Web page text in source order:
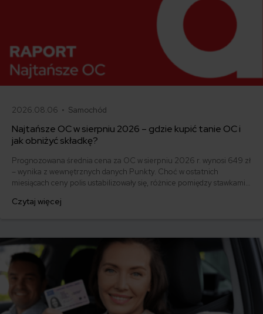
2026.08.06 • Samochód
Najtańsze OC w sierpniu 2026 – gdzie kupić tanie OC i
jak obniżyć składkę?
Prognozowana średnia cena za OC w sierpniu 2026 r. wynosi 649 zł
– wynika z wewnętrznych danych Punkty. Choć w ostatnich
miesiącach ceny polis ustabilizowały się, różnice pomiędzy stawkami
500 zł, inni – powyżej 1500 zł. Gdzie znaleźć najtańsze OC w Polsce
Czytaj więcej